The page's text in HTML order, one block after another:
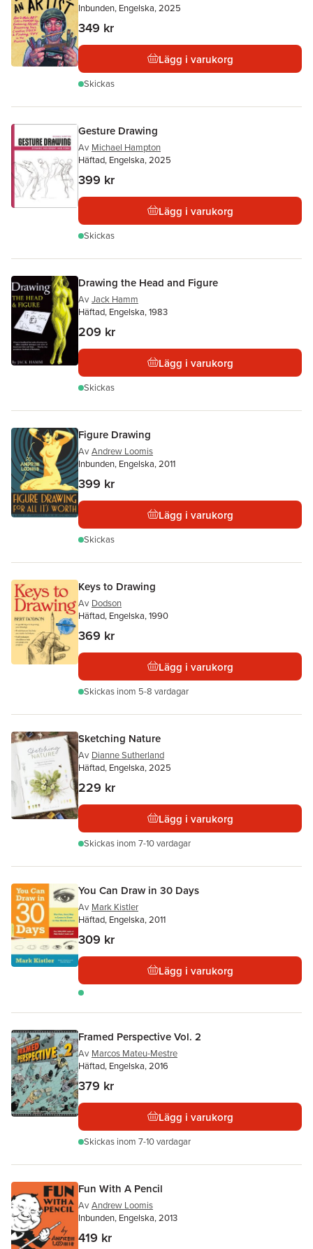
Inbunden, Engelska, 2025
349 kr
Lägg i varukorg
Skickas
Gesture Drawing
Av Michael Hampton
Häftad, Engelska, 2025
399 kr
Lägg i varukorg
Skickas
Drawing the Head and Figure
Av Jack Hamm
Häftad, Engelska, 1983
209 kr
Lägg i varukorg
Skickas
Figure Drawing
Av Andrew Loomis
Inbunden, Engelska, 2011
399 kr
Lägg i varukorg
Skickas
Keys to Drawing
Av Dodson
Häftad, Engelska, 1990
369 kr
Lägg i varukorg
Skickas inom 5-8 vardagar
Sketching Nature
Av Dianne Sutherland
Häftad, Engelska, 2025
229 kr
Lägg i varukorg
Skickas inom 7-10 vardagar
You Can Draw in 30 Days
Av Mark Kistler
Häftad, Engelska, 2011
309 kr
Lägg i varukorg
Framed Perspective Vol. 2
Av Marcos Mateu-Mestre
Häftad, Engelska, 2016
379 kr
Lägg i varukorg
Skickas inom 7-10 vardagar
Fun With A Pencil
Av Andrew Loomis
Inbunden, Engelska, 2013
419 kr